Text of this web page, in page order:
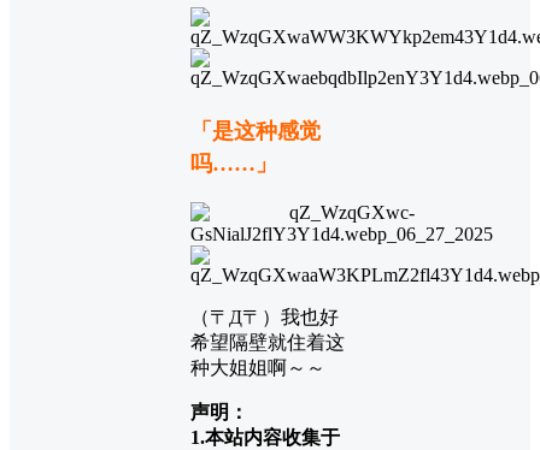
「是这种感觉
吗……」
（〒Д〒）我也好
希望隔壁就住着这
种大姐姐啊～～
声明：
1.本站内容收集于